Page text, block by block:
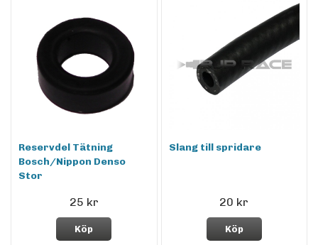
Reservdel Tätning
Bosch/Nippon Denso
Stor
25 kr
Köp
Slang till spridare
20 kr
Köp